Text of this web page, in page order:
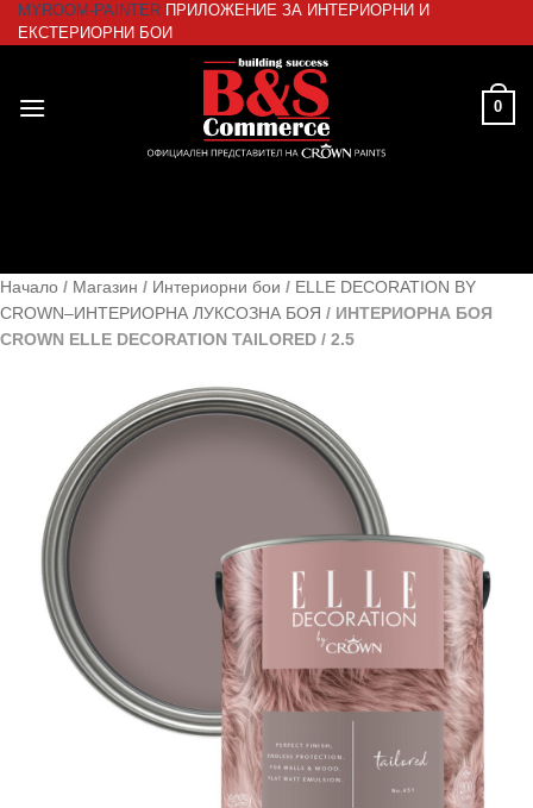
Skip
to
MYROOM-PAINTER ПРИЛОЖЕНИЕ ЗА ИНТЕРИОРНИ И
ЕКСТЕРИОРНИ БОИ
0
Начало / Магазин / Интериорни бои / ELLE DECORATION BY
CROWN–ИНТЕРИОРНА ЛУКСОЗНА БОЯ / ИНТЕРИОРНА БОЯ
CROWN ELLE DECORATION TAILORED / 2.5